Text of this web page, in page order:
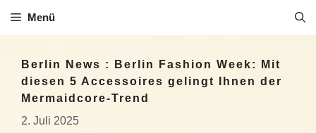
Inhalt
Menü
Berlin News : Berlin Fashion Week: Mit
diesen 5 Accessoires gelingt Ihnen der
Mermaidcore-Trend
2. Juli 2025